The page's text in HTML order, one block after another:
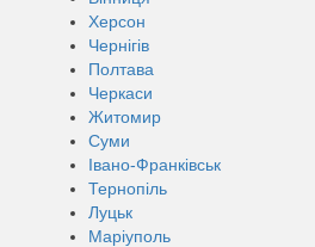
Херсон
Чернігів
Полтава
Черкаси
Житомир
Суми
Івано-Франківськ
Тернопіль
Луцьк
Маріуполь